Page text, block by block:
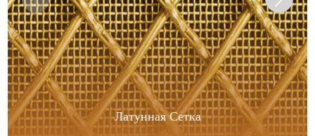
Латунная Сетка